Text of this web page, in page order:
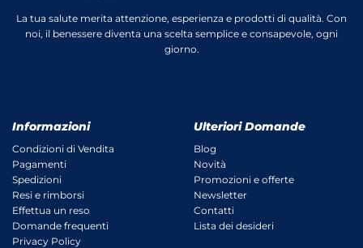
La tua salute merita attenzione, esperienza e prodotti di qualità. Con
noi, il benessere diventa una scelta semplice e consapevole, ogni
giorno.
Informazioni
Condizioni di Vendita
Pagamenti
Spedizioni
Resi e rimborsi
Effettua un reso
Domande frequenti
Privacy Policy
Ulteriori Domande
Blog
Novità
Promozioni e offerte
Newsletter
Contatti
Lista dei desideri